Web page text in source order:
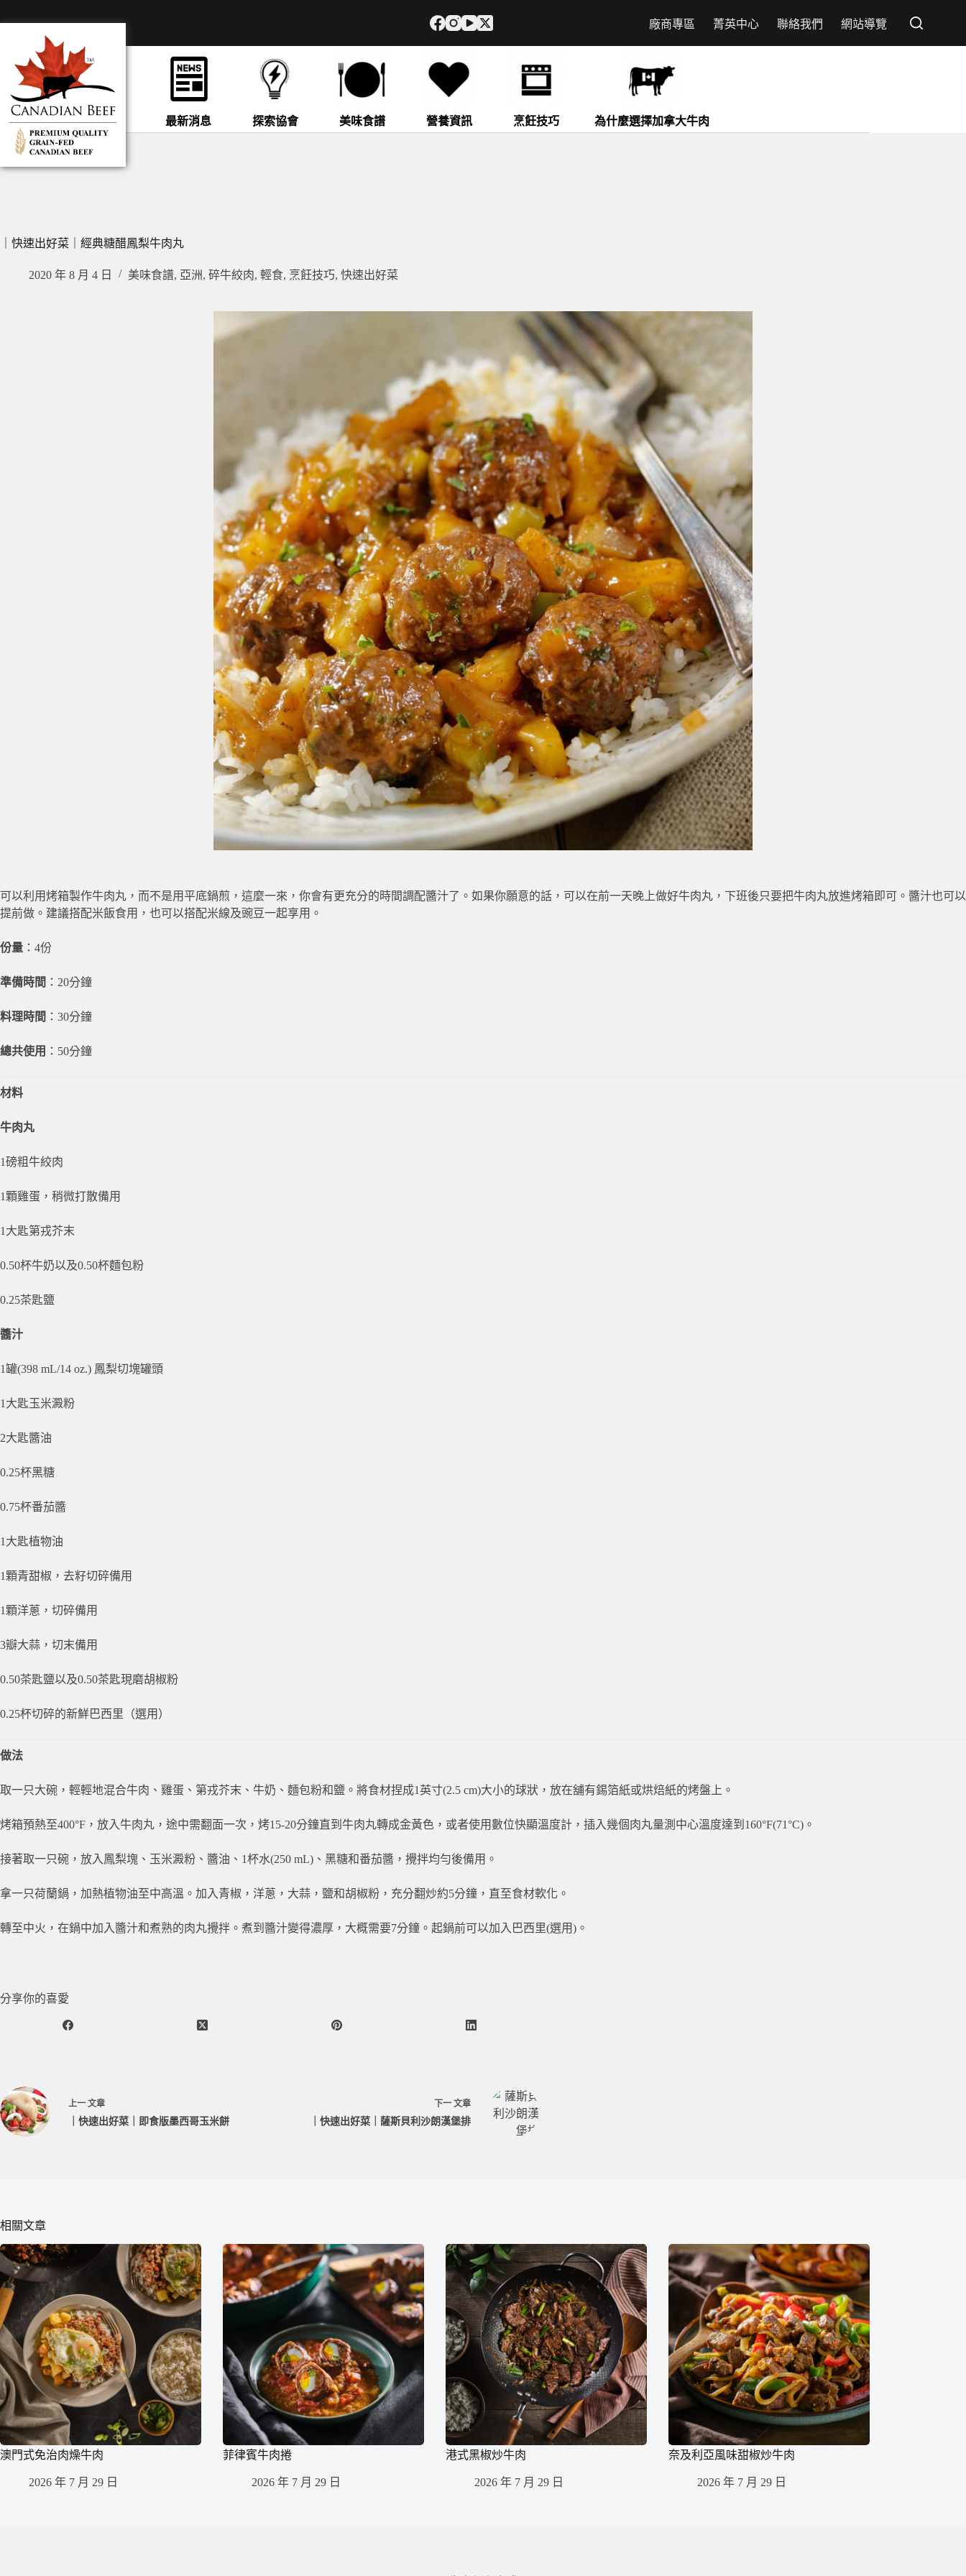
廠商專區 菁英中心 聯絡我們 網站導覽
最新消息 探索協會 美味食譜 營養資訊 烹飪技巧 為什麼選擇加拿大牛肉
｜快速出好菜｜經典糖醋鳳梨牛肉丸
2020 年 8 月 4 日 美味食譜, 亞洲, 碎牛絞肉, 輕食, 烹飪技巧, 快速出好菜
可以利用烤箱製作牛肉丸，而不是用平底鍋煎，這麼一來，你會有更充分的時間調配醬汁了。如果你願意的話，可以在前一天晚上做好牛肉丸，下班後只要把牛肉丸放進烤箱即可。醬汁也可以
提前做。建議搭配米飯食用，也可以搭配米線及豌豆一起享用。
份量 ：4份
準備時間 ：20分鐘
料理時間 ：30分鐘
總共使用 ：50分鐘
材料
牛肉丸
1磅粗牛絞肉
1顆雞蛋，稍微打散備用
1大匙第戎芥末
0.50杯牛奶以及0.50杯麵包粉
0.25茶匙鹽
醬汁
1罐(398 mL/14 oz.) 鳳梨切塊罐頭
1大匙玉米澱粉
2大匙醬油
0.25杯黑糖
0.75杯番茄醬
1大匙植物油
1顆青甜椒，去籽切碎備用
1顆洋蔥，切碎備用
3瓣大蒜，切末備用
0.50茶匙鹽以及0.50茶匙現磨胡椒粉
0.25杯切碎的新鮮巴西里（選用）
做法
取一只大碗，輕輕地混合牛肉、雞蛋、第戎芥末、牛奶、麵包粉和鹽。將食材捏成1英寸(2.5 cm)大小的球狀，放在舖有錫箔紙或烘焙紙的烤盤上。
烤箱預熱至400°F，放入牛肉丸，途中需翻面一次，烤15-20分鐘直到牛肉丸轉成金黃色，或者使用數位快顯溫度計，插入幾個肉丸量測中心溫度達到160°F(71°C)。
接著取一只碗，放入鳳梨塊、玉米澱粉、醬油、1杯水(250 mL)、黑糖和番茄醬，攪拌均勻後備用。
拿一只荷蘭鍋，加熱植物油至中高溫。加入青椒，洋蔥，大蒜，鹽和胡椒粉，充分翻炒約5分鐘，直至食材軟化。
轉至中火，在鍋中加入醬汁和煮熟的肉丸攪拌。煮到醬汁變得濃厚，大概需要7分鐘。起鍋前可以加入巴西里(選用)。
分享你的喜愛
上一 文章
｜快速出好菜｜即食版墨西哥玉米餅
下一 文章
｜快速出好菜｜薩斯貝利沙朗漢堡排
相關文章
澳門式免治肉燥牛肉
2026 年 7 月 29 日
菲律賓牛肉捲
2026 年 7 月 29 日
港式黑椒炒牛肉
2026 年 7 月 29 日
奈及利亞風味甜椒炒牛肉
2026 年 7 月 29 日